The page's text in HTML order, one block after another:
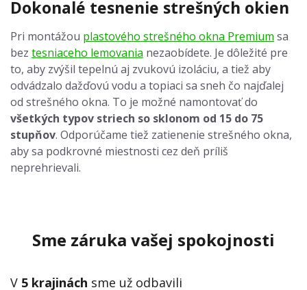
Dokonalé tesnenie strešných okien
Pri montážou plastového strešného okna Premium sa
bez tesniaceho lemovania nezaobídete. Je dôležité pre
to, aby zvýšil tepelnú aj zvukovú izoláciu, a tiež aby
odvádzalo dažďovú vodu a topiaci sa sneh čo najďalej
od strešného okna. To je možné namontovať do
všetkých typov striech so sklonom od 15 do 75
stupňov. Odporúčame tiež zatienenie strešného okna,
aby sa podkrovné miestnosti cez deň príliš
neprehrievali.
Sme záruka vašej spokojnosti
V 5 krajinách sme už odbavili